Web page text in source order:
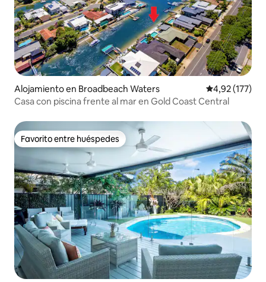
Alojamiento en Broadbeach Waters Calificación
4,92 (177)
Casa con piscina frente al mar en Gold Coast Central
Favorito entre huéspedes
Favorito entre huéspedes